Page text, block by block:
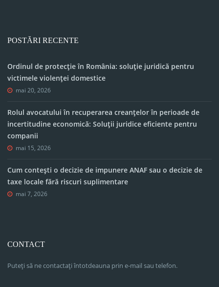
POSTĂRI RECENTE
Ordinul de protecție în România: soluție juridică pentru
victimele violenței domestice
mai 20, 2026
Rolul avocatului în recuperarea creanțelor în perioade de
incertitudine economică: Soluții juridice eficiente pentru
companii
mai 15, 2026
Cum contești o decizie de impunere ANAF sau o decizie de
taxe locale fără riscuri suplimentare
mai 7, 2026
CONTACT
Puteți să ne contactați întotdeauna prin e-mail sau telefon.